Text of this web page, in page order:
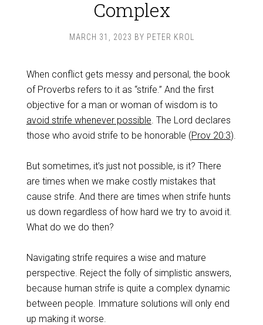
Complex
MARCH 31, 2023 BY PETER KROL
When conflict gets messy and personal, the book
of Proverbs refers to it as “strife.” And the first
objective for a man or woman of wisdom is to
avoid strife whenever possible. The Lord declares
those who avoid strife to be honorable (Prov 20:3).
‌But sometimes, it’s just not possible, is it? There
are times when we make costly mistakes that
cause strife. And there are times when strife hunts
us down regardless of how hard we try to avoid it.
What do we do then?
Navigating strife requires a wise and mature
perspective. Reject the folly of simplistic answers,
because human strife is quite a complex dynamic
between people. Immature solutions will only end
up making it worse.